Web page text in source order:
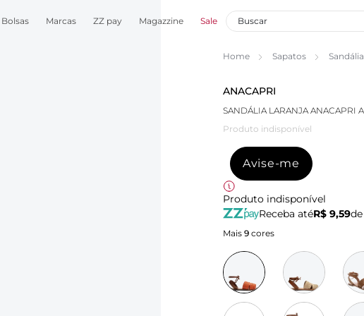
Bolsas Marcas ZZ pay Magazzine Sale
Home Sapatos
ANACAPRI
SANDÁLIA LARANJA ANACAPRI
Produto indisponível
Avise-me
Produto indisponível
Receba atéR$ 9,59
Mais 9 cores